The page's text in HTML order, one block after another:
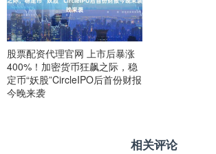
股票配资代理官网 上市后暴涨
400%！加密货币狂飙之际，稳
定币“妖股”CircleIPO后首份财报
今晚来袭
相关评论